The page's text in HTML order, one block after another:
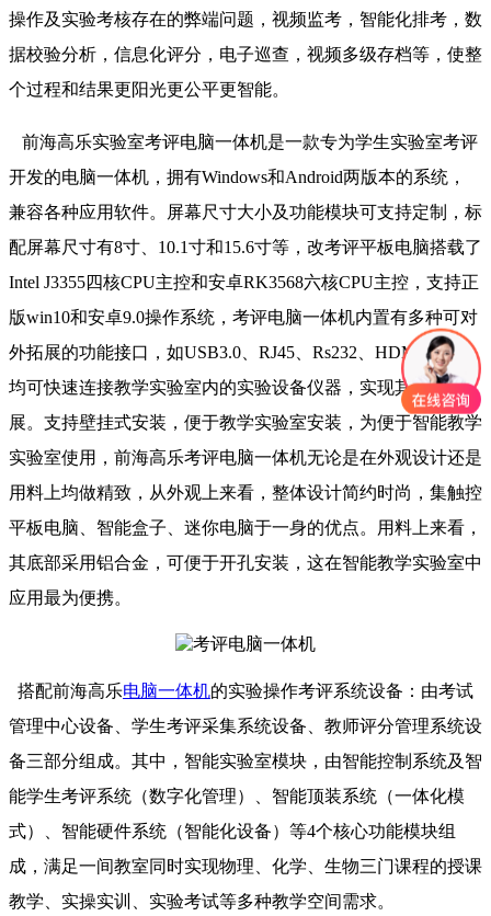
操作及实验考核存在的弊端问题，视频监考，智能化排考，数
据校验分析，信息化评分，电子巡查，视频多级存档等，使整
个过程和结果更阳光更公平更智能。
前海高乐实验室考评电脑一体机是一款专为学生实验室考评
开发的电脑一体机，拥有Windows和Android两版本的系统，
兼容各种应用软件。屏幕尺寸大小及功能模块可支持定制，标
配屏幕尺寸有8寸、10.1寸和15.6寸等，改考评平板电脑搭载了
Intel J3355四核CPU主控和安卓RK3568六核CPU主控，支持正
版win10和安卓9.0操作系统，考评电脑一体机内置有多种可对
外拓展的功能接口，如USB3.0、RJ45、Rs232、HDMI等等，
均可快速连接教学实验室内的实验设备仪器，实现其功能拓
展。支持壁挂式安装，便于教学实验室安装，为便于智能教学
实验室使用，前海高乐考评电脑一体机无论是在外观设计还是
用料上均做精致，从外观上来看，整体设计简约时尚，集触控
平板电脑、智能盒子、迷你电脑于一身的优点。用料上来看，
其底部采用铝合金，可便于开孔安装，这在智能教学实验室中
应用最为便携。
搭配前海高乐电脑一体机的实验操作考评系统设备：由考试
管理中心设备、学生考评采集系统设备、教师评分管理系统设
备三部分组成。其中，智能实验室模块，由智能控制系统及智
能学生考评系统（数字化管理）、智能顶装系统（一体化模
式）、智能硬件系统（智能化设备）等4个核心功能模块组
成，满足一间教室同时实现物理、化学、生物三门课程的授课
教学、实操实训、实验考试等多种教学空间需求。